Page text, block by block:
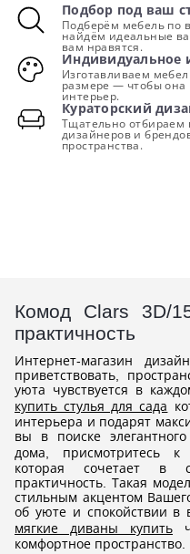
Подбор под ваш
Подберём мебель по
найдём идеальные
вам нравятся.
Индивидуальное
Изготавливаем
размере — чтобы она
интерьер.
Кураторский
Тщательно отбираем
дизайнеров и
пространства.
Комод Clars 3D/
практичность
Интернет-магазин
приветствовать,
уюта чувствуется в
купить стулья для сада
интерьера и подарят
вы в поиске
дома, присмотритесь к
которая сочетает в
практичность. Такая
стильным акцентом
об уюте и спокойствии в
мягкие диваны купить
комфортное пространство.